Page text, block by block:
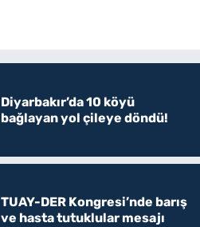
Diyarbakır’da 10 köyü
bağlayan yol çileye döndü!
TUAY-DER Kongresi’nde barış
ve hasta tutuklular mesajı